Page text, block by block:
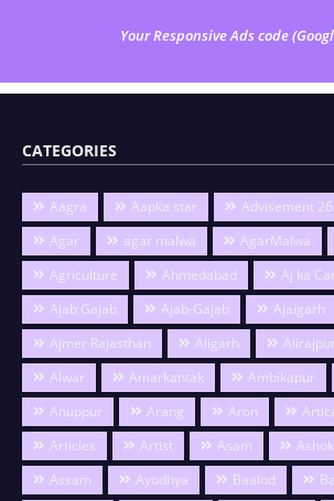
Your Responsive Ads code
CATEGORIES
Aagra Aapka star
Advisement
Agar
agar malwa AgarMalwa
Agriculture
Ahmedabad
Aj ka
Ajab Gajab
Ajab-Gajab Ajaigarh
Ajmer Rajasthan
Aligarh
Alwar
Amarkantak Ambikapur
Anuppur
Arang Aron
Articles
Artist Asam
Assam
Ayodhya Baalod